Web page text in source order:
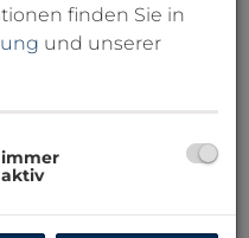
finden Sie in
und unserer
immer
aktiv